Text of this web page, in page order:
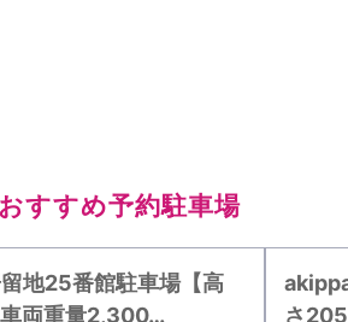
すすめ予約駐車場
地25番館駐車場【高
両重量2,300…
さ